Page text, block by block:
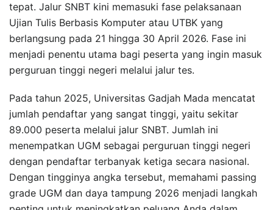
tepat. Jalur SNBT kini memasuki fase pelaksanaan
Ujian Tulis Berbasis Komputer atau UTBK yang
berlangsung pada 21 hingga 30 April 2026. Fase ini
menjadi penentu utama bagi peserta yang ingin masuk
perguruan tinggi negeri melalui jalur tes.
Pada tahun 2025, Universitas Gadjah Mada mencatat
jumlah pendaftar yang sangat tinggi, yaitu sekitar
89.000 peserta melalui jalur SNBT. Jumlah ini
menempatkan UGM sebagai perguruan tinggi negeri
dengan pendaftar terbanyak ketiga secara nasional.
Dengan tingginya angka tersebut, memahami passing
grade UGM dan daya tampung 2026 menjadi langkah